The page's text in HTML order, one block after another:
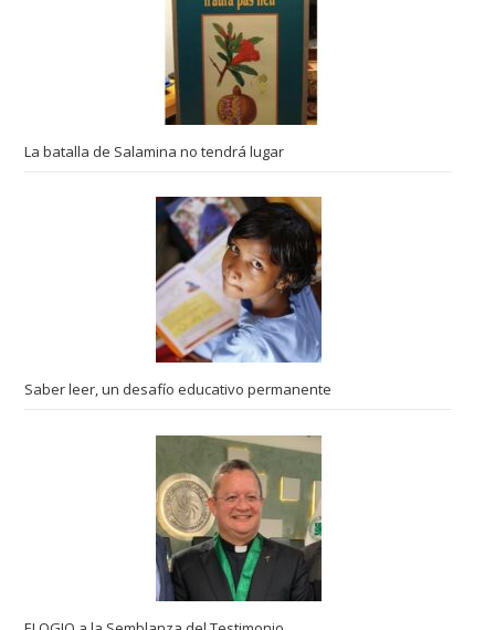
La batalla de Salamina no tendrá lugar
Saber leer, un desafío educativo permanente